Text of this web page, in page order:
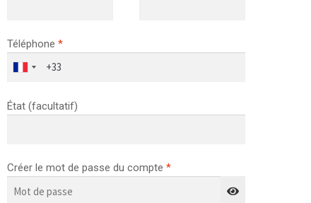
Téléphone *
État (facultatif)
Créer le mot de passe du compte *